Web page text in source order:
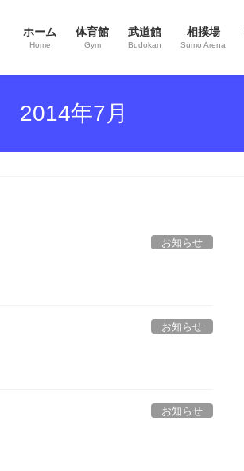
ホーム
Home
体育館
Gym
武道館
Budokan
相撲場
Sumo Arena
2014年7月
お知らせ
お知らせ
お知らせ